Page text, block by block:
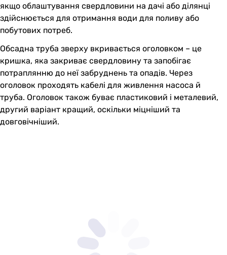
якщо облаштування свердловини на дачі або ділянці
здійснюється для отримання води для поливу або
побутових потреб.
Обсадна труба зверху вкривається оголовком – це
кришка, яка закриває свердловину та запобігає
потраплянню до неї забруднень та опадів. Через
оголовок проходять кабелі для живлення насоса й
труба. Оголовок також буває пластиковий і металевий,
другий варіант кращий, оскільки міцніший та
довговічніший.